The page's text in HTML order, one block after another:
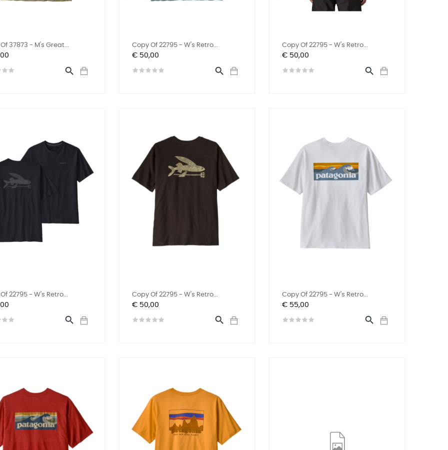
37873 - M's Great...

Copy Of 22795 - W's Retro...
Prijs
€ 50,00

Copy Of 22795 - W's Retro...
Prijs
€ 50,00

22795 - W's Retro...

Copy Of 22795 - W's Retro...
Prijs
€ 50,00

Copy Of 22795 - W's Retro...
Prijs
€ 55,00
